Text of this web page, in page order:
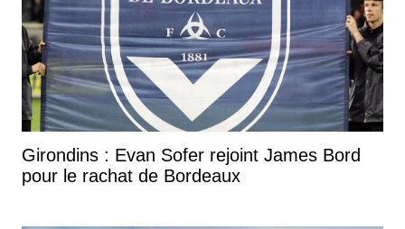
Girondins : Evan Sofer rejoint James Bord
pour le rachat de Bordeaux